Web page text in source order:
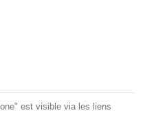
est visible via les liens